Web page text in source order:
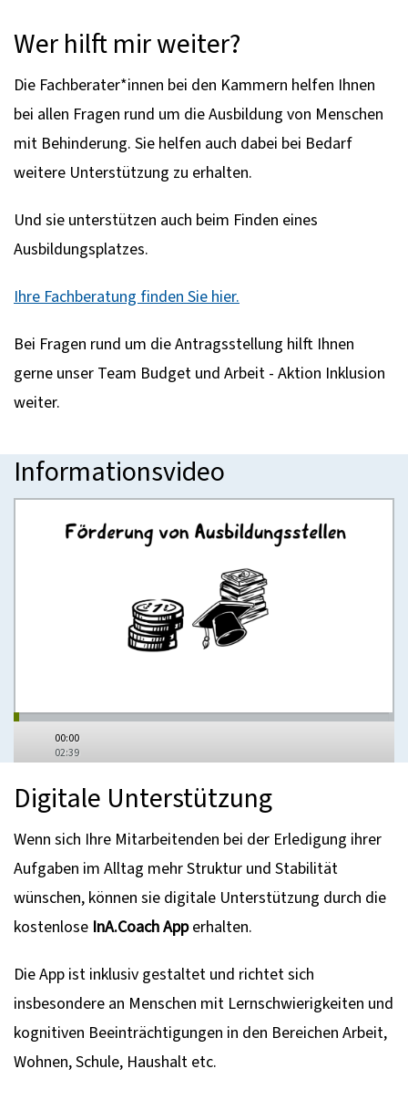
Wer hilft mir weiter?
Die Fachberater*innen bei den Kammern helfen Ihnen
bei allen Fragen rund um die Ausbildung von Menschen
mit Behinderung. Sie helfen auch dabei bei Bedarf
weitere Unterstützung zu erhalten.
Und sie unterstützen auch beim Finden eines
Ausbildungsplatzes.
Ihre Fachberatung finden Sie hier.
Bei Fragen rund um die Antragsstellung hilft Ihnen
gerne unser Team Budget und Arbeit - Aktion Inklusion
weiter.
Informationsvideo
00:00
02:39
Digitale Unterstützung
Wenn sich Ihre Mitarbeitenden bei der Erledigung ihrer
Aufgaben im Alltag mehr Struktur und Stabilität
wünschen, können sie digitale Unterstützung durch die
kostenlose InA.Coach Apperhalten.
Die App ist inklusiv gestaltet und richtet sich
insbesondere an Menschen mit Lernschwierigkeiten und
kognitiven Beeinträchtigungen in den Bereichen Arbeit,
Wohnen, Schule, Haushalt etc.